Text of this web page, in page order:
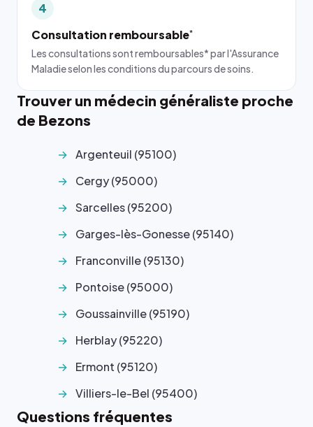
4
Consultation remboursable*
Les consultations sont remboursables* par l'Assurance
Maladie selon les conditions du parcours de soins.
Trouver un médecin généraliste proche
de Bezons
Argenteuil (95100)
Cergy (95000)
Sarcelles (95200)
Garges-lès-Gonesse (95140)
Franconville (95130)
Pontoise (95000)
Goussainville (95190)
Herblay (95220)
Ermont (95120)
Villiers-le-Bel (95400)
Questions fréquentes